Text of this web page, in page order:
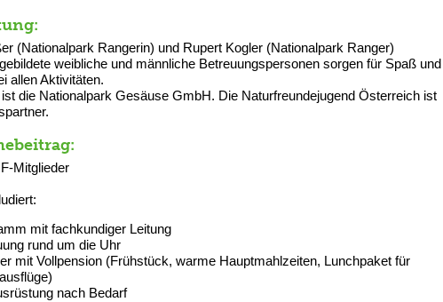
(Nationalpark Rangerin) und Rupert Kogler (Nationalpark Ranger)
weibliche und männliche Betreuungspersonen sorgen für Spaß und
allen Aktivitäten.
die Nationalpark Gesäuse GmbH. Die Naturfreundejugend Österreich ist
Mitglieder
mit fachkundiger Leitung
rund um die Uhr
mit Vollpension (Frühstück, warme Hauptmahlzeiten, Lunchpaket für
nach Bedarf